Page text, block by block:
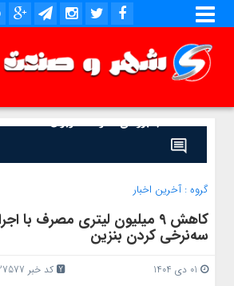
گروه :آخرین اخبار
کاهش ۹ میلیون لیتری مصرف با
سه‌نرخی کردن بنزین
01 دی 1404
کد خبر 27577